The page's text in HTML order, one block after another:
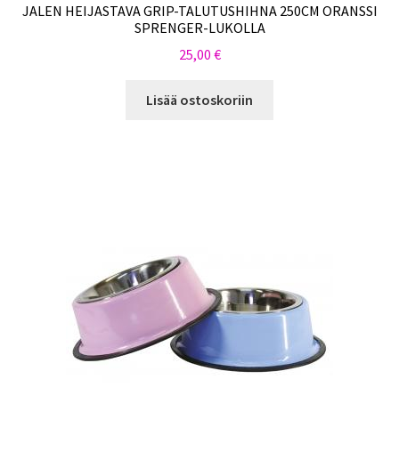
JALEN HEIJASTAVA GRIP-TALUTUSHIHNA 250CM ORANSSI
SPRENGER-LUKOLLA
25,00 €
Lisää ostoskoriin